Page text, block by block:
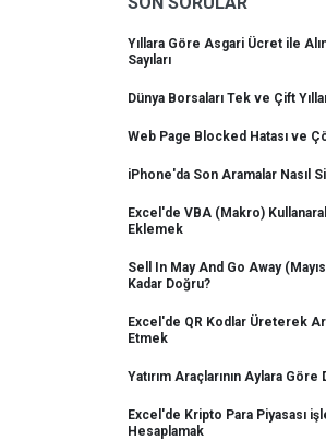
Yıllara Göre Asgari Ücret ile
Sayıları
Dünya Borsaları Tek ve Çift
Web Page Blocked Hatası ve
iPhone'da Son Aramalar Nasıl
Excel'de VBA (Makro)
Eklemek
Sell In May And Go Away
Kadar Doğru?
Excel'de QR Kodlar Üreterek
Etmek
Yatırım Araçlarının Aylara Göre
Excel'de Kripto Para Piyasası
Hesaplamak